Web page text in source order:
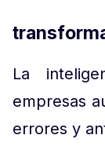
La
empresas
errores y